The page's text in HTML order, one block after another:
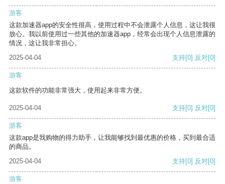
游客
这款加速器app的安全性很高，使用过程中不会泄露个人信息，这让我很
放心。我以前使用过一些其他的加速器app，经常会出现个人信息泄露的
情况，这让我非常担心。
2025-04-04
支持[0] 反对[0]
游客
这款软件的功能非常强大，使用起来非常方便。
2025-04-04 支持[0] 反对[0]
游客
这款app是我购物的得力助手，让我能够找到最优惠的价格，买到最合适
的商品。
2025-04-04
支持[0] 反对[0]
游客